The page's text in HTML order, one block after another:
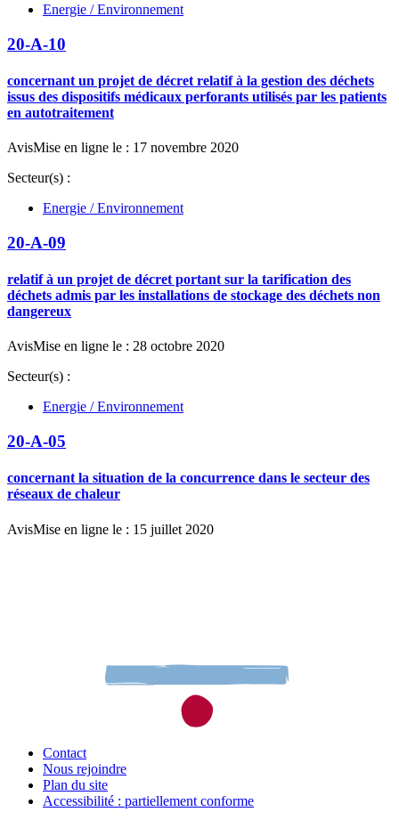
Energie / Environnement
20-A-10
concernant un projet de décret relatif à la gestion des déchets
issus des dispositifs médicaux perforants utilisés par les patients
en autotraitement
AvisMise en ligne le : 17 novembre 2020
Secteur(s) :
Energie / Environnement
20-A-09
relatif à un projet de décret portant sur la tarification des
déchets admis par les installations de stockage des déchets non
dangereux
AvisMise en ligne le : 28 octobre 2020
Secteur(s) :
Energie / Environnement
20-A-05
concernant la situation de la concurrence dans le secteur des
réseaux de chaleur
AvisMise en ligne le : 15 juillet 2020
Contact
Nous rejoindre
Plan du site
Accessibilité : partiellement conforme